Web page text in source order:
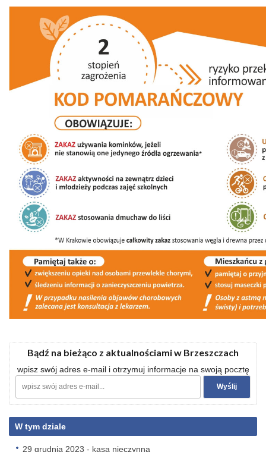
Bądź na bieżąco z aktualnościami w Brzeszczach
wpisz swój adres e-mail i otrzymuj informacje na swoją pocztę
W tym dziale
29 grudnia 2023 - kasa nieczynna